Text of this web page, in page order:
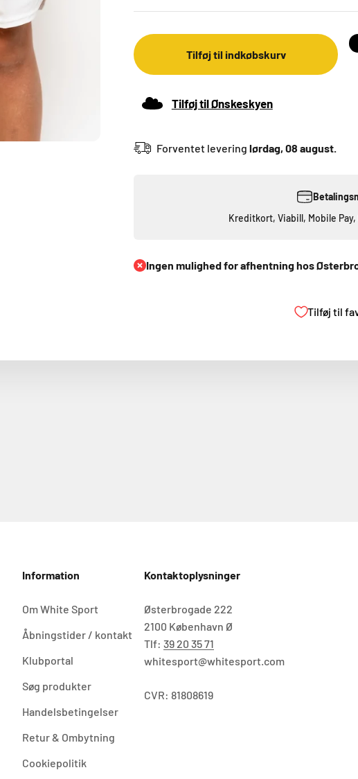
Tilføj til indkøbskurv
Tilføj til Ønskeskyen
Forventet levering lørdag, 08 august.
Kreditkort, Viabill, Mobile Pay,
Ingen mulighed for afhentning hos
Tilføj til
Information
Om White Sport
Åbningstider / kontakt
Klubportal
Søg produkter
Handelsbetingelser
Retur & Ombytning
Cookiepolitik
Kontaktoplysninger
Østerbrogade 222
2100 København Ø
Tlf: 39 20 35 71
whitesport@whitesport.com
CVR: 81808619